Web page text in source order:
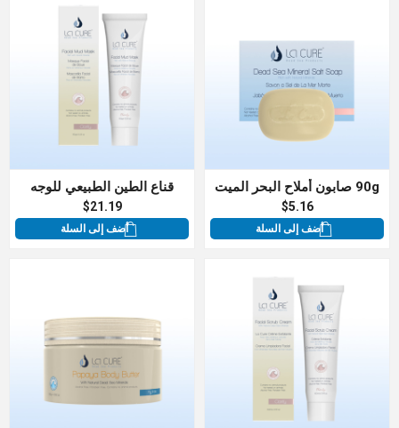
90g صابون أملاح البحر الميت
$5.16
أضف إلى السلة
قناع الطين الطبيعي للوجه
$21.19
أضف إلى السلة